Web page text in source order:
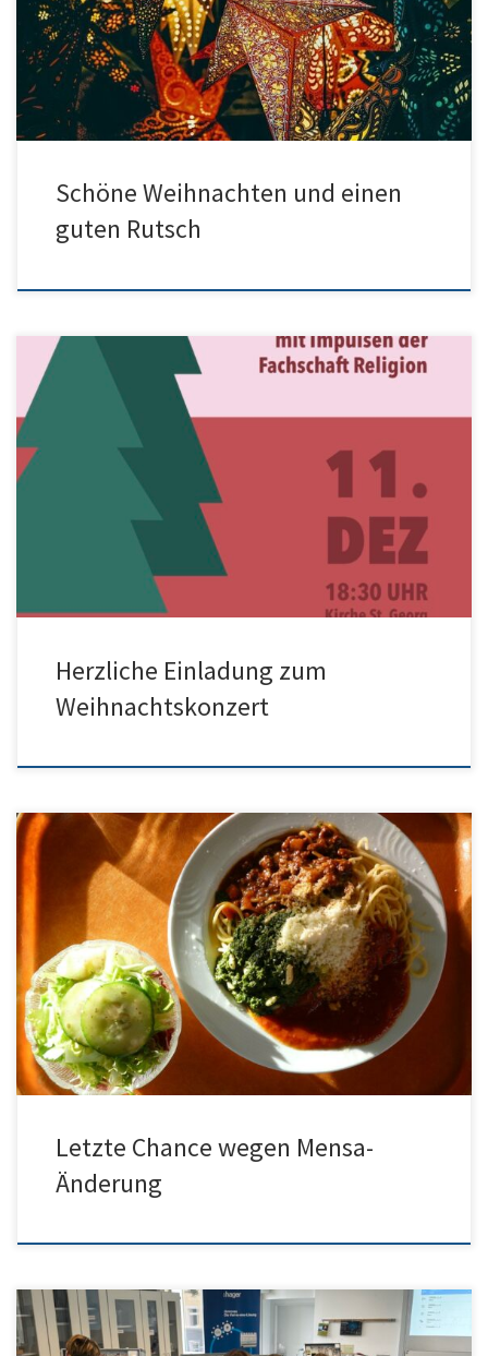
Weihnachtsfest und einen guten Übergang ins neue Jahr!
Schöne Weihnachten und einen
guten Rutsch
Liebe Schulgemeinschaft, hiermit laden wir Sie herzlich zu
unserem Weihnachtskonzert am 11.Dezember 2025 in der
St.Georg Kirche ein. Beginn ist 18:30 Uhr. Wir freuen uns Sie zu
sehen und wünschen Ihnen einen schönen ersten Advent.
Winterliche Grüße aus dem HGU
Herzliche Einladung zum
Weihnachtskonzert
Hier kommt ein Brief der Stadt bezüglich der früheren Mensa-
Chips und dem ggfs. noch vorhandenen Guthaben:
Letzte Chance wegen Mensa-
Änderung
Schülerinnen und Schüler der 10. Klassen lernten den